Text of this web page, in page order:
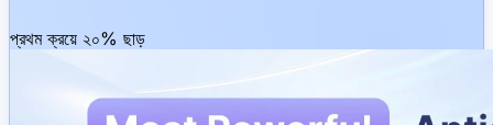
প্রথম ক্রয়ে ২০% ছাড়